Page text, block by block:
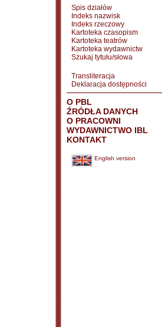
Spis działów
Indeks nazwisk
Indeks rzeczowy
Kartoteka czasopism
Kartoteka teatrów
Kartoteka wydawnictw
Szukaj tytułu/słowa
Transliteracja
Deklaracja dostępności
O PBL
ŹRÓDŁA DANYCH
O PRACOWNI
WYDAWNICTWO IBL
KONTAKT
English version